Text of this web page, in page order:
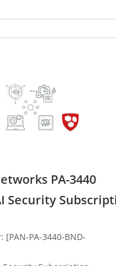
PA-3440
Security
PA-3440-BND-